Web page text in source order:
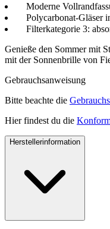
Moderne
Polycarbonat-Gläser
Filterkategorie 3:
Genieße den Sommer mit
mit der Sonnenbrille von
Gebrauchsanweisung
Bitte beachte die
Hier findest du die
Herstellerinformation